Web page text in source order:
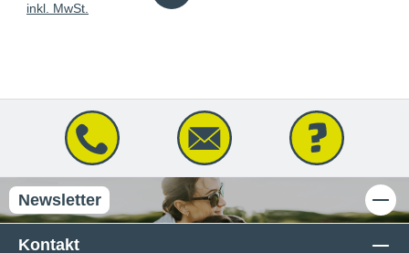
inkl. MwSt.
Newsletter
Kontakt